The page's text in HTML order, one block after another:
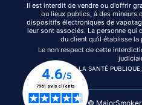
Il est interdit de vendre ou d'offrir
ou lieux publics, à des mineurs
dispositifs électroniques de
leur sont associés. La personne qui
du client qu'il établisse la
Le non respect de cette
CODE DE LA SANTÉ
Copyright © MajorSmoker